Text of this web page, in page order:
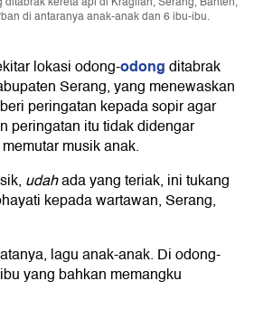
di antaranya anak-anak dan 6 ibu-ibu.
lokasi odong-odongditabrak
Serang, yang menewaskan
peringatan kepada sopir agar
peringatan itu tidak didengar
musik anak.
udahada yang teriak, ini tukang
kepada wartawan, Serang,
lagu anak-anak. Di odong-
yang bahkan memangku